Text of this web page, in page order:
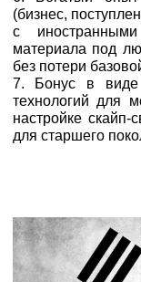
(бизнес,
с
материала под
без потери
7. Бонус в виде
технологий для
настройке
для старшего